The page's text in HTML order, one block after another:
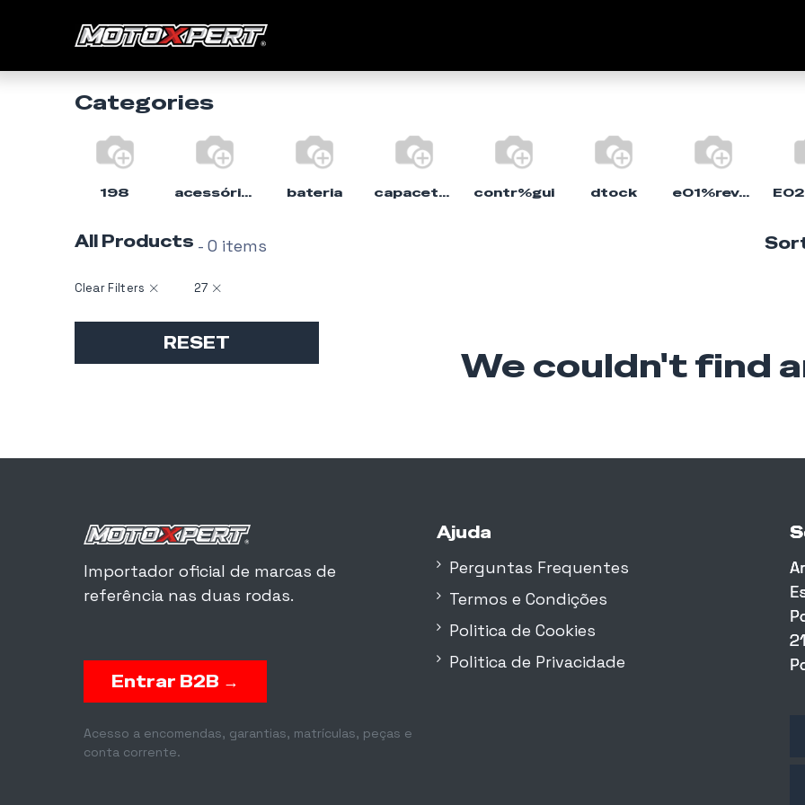
Categories
198 acessórios bateria capacete%moto contr%gui dtock e01%revolver
All Products - 0 items
Clear Filters 27
RESET
We couldn't find
Importador oficial de marcas de
referência nas duas rodas.
Entrar B2B →
Acesso a encomendas, garantias, matrículas, peças e
conta corrente.
Ajuda
Perguntas Frequentes
Termos e Condições
Politica de Cookies
Politica de Privacidade